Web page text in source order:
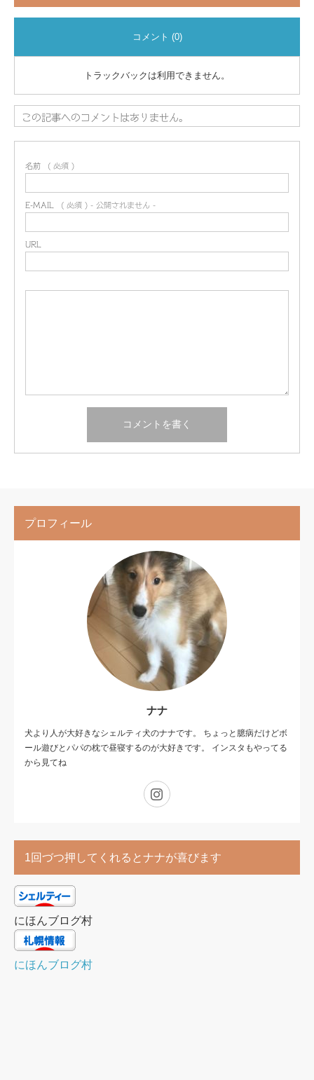
コメント (0)
トラックバックは利用できません。
この記事へのコメントはありません。
名前 ( 必須 )
E-MAIL ( 必須 ) - 公開されません -
URL
プロフィール
ナナ
犬より人が大好きなシェルティ犬のナナです。 ちょっと臆病だけどボ
ール遊びとパパの枕で昼寝するのが大好きです。 インスタもやってる
から見てね
1回づつ押してくれるとナナが喜びます
にほんブログ村
にほんブログ村